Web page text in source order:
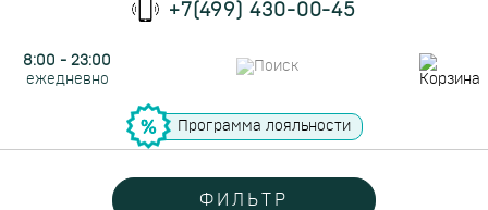
+7(499) 430-00-45
8:00 - 23:00
ежедневно
Программа лояльности
ФИЛЬТР